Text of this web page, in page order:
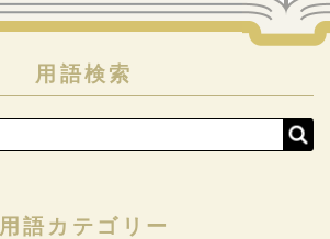
用語検索
用語カテゴリー